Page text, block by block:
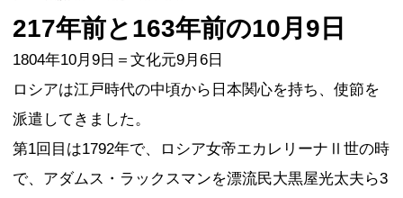
217年前と163年前の10月9日
1804年10月9日＝文化元9月6日
ロシアは江戸時代の中頃から日本関心を持ち、使節を
派遣してきました。
第1回目は1792年で、ロシア女帝エカレリーナⅡ世の時
で、アダムス・ラックスマンを漂流民大黒屋光太夫ら3